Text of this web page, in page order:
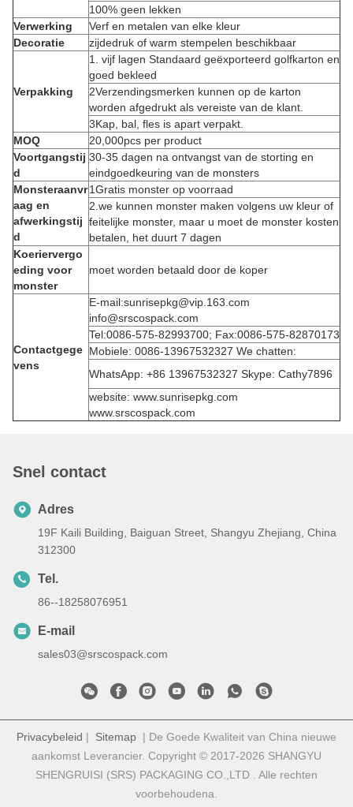
100% geen lekken
Verwerking
Verf en metalen van elke kleur
Decoratie
zijdedruk of warm stempelen beschikbaar
Verpakking
1. vijf lagen Standaard geëxporteerd golfkarton en
goed bekleed
2Verzendingsmerken kunnen op de karton
worden afgedrukt als vereiste van de klant.
3Kap, bal, fles is apart verpakt.
MOQ
20,000pcs per product
Voortgangstij
d
30-35 dagen na ontvangst van de storting en
eindgoedkeuring van de monsters
Monsteraanvr
aag en
afwerkingstij
d
1Gratis monster op voorraad
2.we kunnen monster maken volgens uw kleur of
feitelijke monster, maar u moet de monster kosten
betalen, het duurt 7 dagen
Koeriervergo
eding voor
monster
moet worden betaald door de koper
Contactgege
vens
E-mail:sunrisepkg@vip.163.com
info@srscospack.com
Tel:0086-575-82993700; Fax:0086-575-82870173
Mobiele: 0086-13967532327 We chatten:
WhatsApp: +86 13967532327 Skype: Cathy7896
website: www.sunrisepkg.com
www.srscospack.com
Snel contact
Adres
19F Kaili Building, Baiguan Street, Shangyu Zhejiang, China
312300
Tel.
86--18258076951
E-mail
sales03@srscospack.com
Privacybeleid | Sitemap | De Goede Kwaliteit van China nieuwe
aankomst Leverancier. Copyright © 2017-2026 SHANGYU
SHENGRUISI (SRS) PACKAGING CO.,LTD . Alle rechten
voorbehoudena.